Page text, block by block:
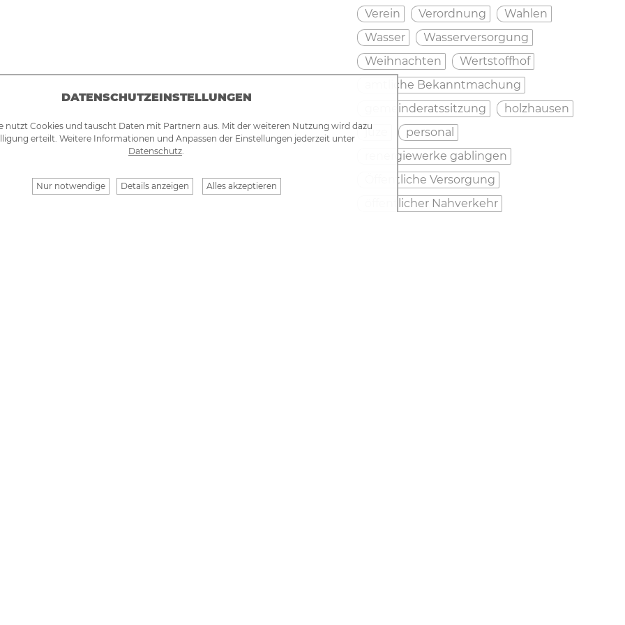
Verein
Verordnung
Wahlen
Wasser
Wasserversorgung
Weihnachten
Wertstoffhof
amtliche Bekanntmachung
gemeinderatssitzung
holzhausen
juze
personal
renergiewerke gablingen
Öffentliche Versorgung
öffentlicher Nahverkehr
DATENSCHUTZEINSTELLUNGEN
nutzt Cookies und tauscht Daten mit Partnern aus. Mit der weiteren Nutzung wird dazu
erteilt. Weitere Informationen und Anpassen der Einstellungen jederzeit unter
Datenschutz.
Nur notwendige Details anzeigen Alles akzeptieren